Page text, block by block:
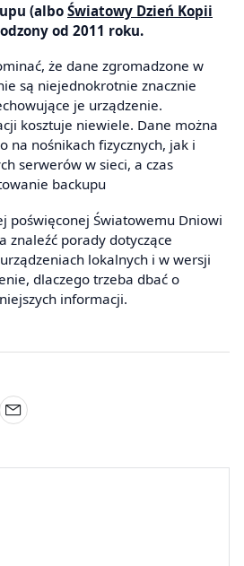
(alboŚwiatowy Dzień Kopii
od 2011 roku.
że dane zgromadzone w
są niejednokrotnie znacznie
je urządzenie.
kosztuje niewiele. Dane można
na nośnikach fizycznych, jak i
serwerów w sieci, a czas
backupu
poświęconej Światowemu Dniowi
znaleźć porady dotyczące
lokalnych i w wersji
dlaczego trzeba dbać o
informacji.